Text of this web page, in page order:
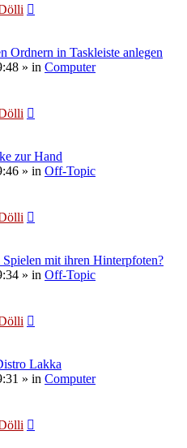
Ordnern in Taskleiste anlegen
» in Computer
zur Hand
» in Off-Topic
mit ihren Hinterpfoten?
» in Off-Topic
Lakka
» in Computer